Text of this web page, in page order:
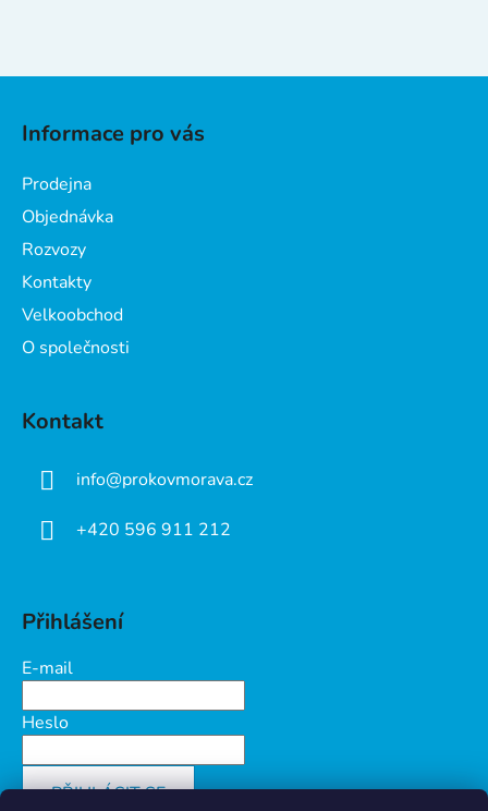
Informace pro vás
Prodejna
Objednávka
Rozvozy
Kontakty
Velkoobchod
O společnosti
Kontakt
info@prokovmorava.cz
+420 596 911 212
Přihlášení
E-mail
Heslo
PŘIHLÁSIT SE